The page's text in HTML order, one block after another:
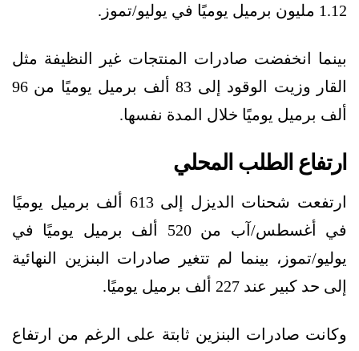
1.12 مليون برميل يوميًا في يوليو/تموز.
بينما انخفضت صادرات المنتجات غير النظيفة مثل
القار وزيت الوقود إلى 83 ألف برميل يوميًا من 96
ألف برميل يوميًا خلال المدة نفسها.
ارتفاع الطلب المحلي
ارتفعت شحنات الديزل إلى 613 ألف برميل يوميًا
في أغسطس/آب من 520 ألف برميل يوميًا في
يوليو/تموز، بينما لم تتغير صادرات البنزين النهائية
إلى حد كبير عند 227 ألف برميل يوميًا.
وكانت صادرات البنزين ثابتة على الرغم من ارتفاع